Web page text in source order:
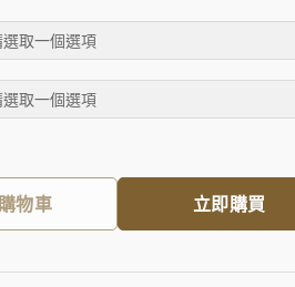
品】雙層票卡匣｜證件套 數量
物車 立即購買